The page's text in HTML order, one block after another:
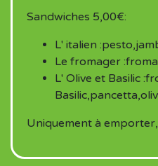
Sandwiches 5,00€:
L' italien
Le fromager
L' Olive et Basilic
Uniquement à